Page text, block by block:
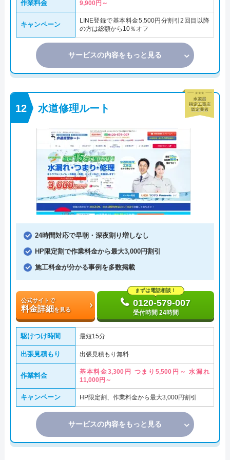
作業料金 9,900円～
キャンペーン
LINE登録で基本料金5,500円分割引2回目以降
の方は総額から10％オフ
サービスの内容をもっと見る
水道修理ルート
24時間対応で早朝・深夜割り増しなし
HP限定割で作業料金から最大3,000円割引
施工料金が分かる事例を多数掲載
公式サイトで
料金詳細を見る
まずは電話相談！
0120-579-007
受付時間 24時間
駆けつけ時間 最短15分
出張見積もり 出張見積もり無料
作業料金
基本料金3,300円 つまり5,500円～ 水漏れ
11,000円～
キャンペーン HP限定割、作業料金から最大3,000円割引
サービスの内容をもっと見る